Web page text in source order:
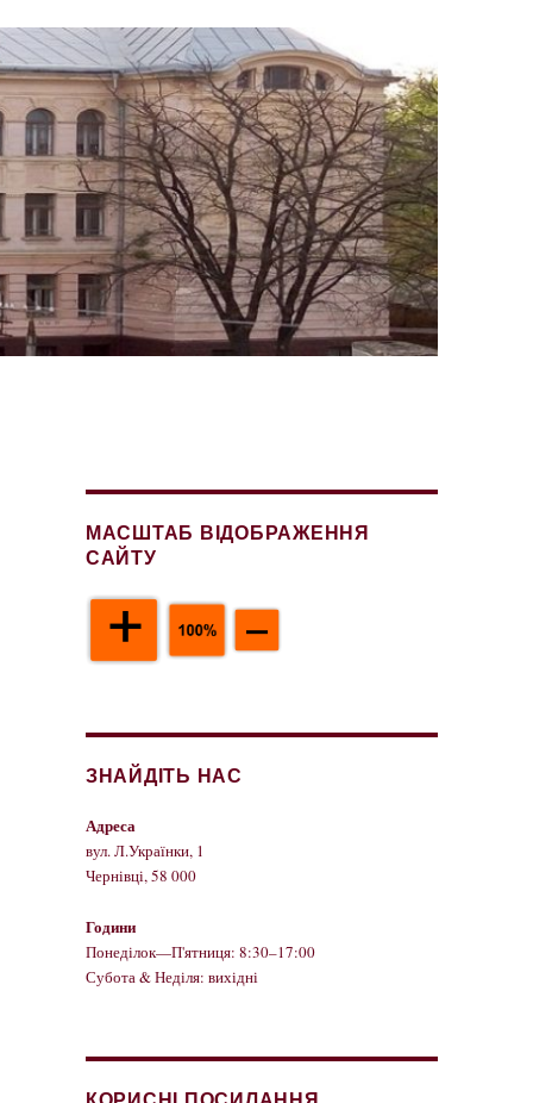
МАСШТАБ ВІДОБРАЖЕННЯ
САЙТУ
ЗНАЙДІТЬ НАС
Адреса
вул. Л.Українки, 1
Чернівці, 58 000
Години
Понеділок—П'ятниця: 8:30–17:00
Субота & Неділя: вихідні